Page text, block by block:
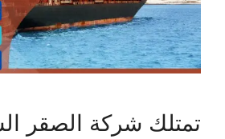
تمتلك شركة الصقر